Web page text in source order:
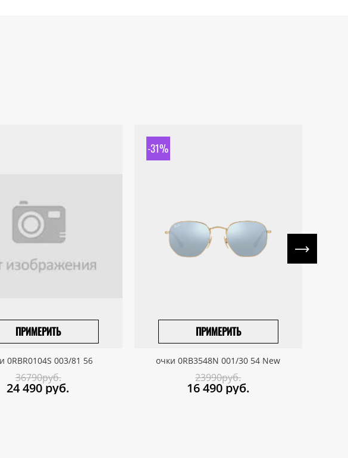
ПРИМЕРИТЬ
ПОД ЗАКАЗ
0RBR0104S 003/81 56
36790руб.
24 490 руб.
-31%
ПРИМЕРИТЬ
ПРИВЕЗТИ ПОД ЗАКАЗ
очки 0RB3548N 001/30 54 New
23990руб.
16 490 руб.